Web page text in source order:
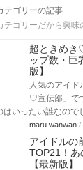
テゴリーの記事
テゴリーだから興味
超ときめき
ップ数・巨
版】
人気のアイド
♡宣伝部」で
はいったい誰なの
maru.wanwan /
アイドルの
TOP21！あ
【最新版】